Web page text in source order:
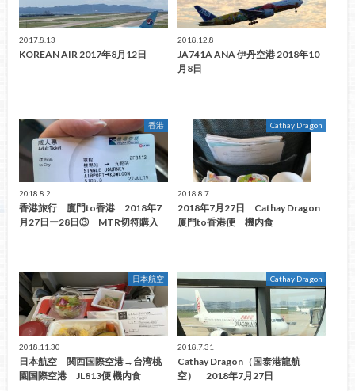
2017.8.13
KOREAN AIR 2017年8月12日
2018.12.8
JA741A ANA 伊丹空港 2018年10
月8日
香港
2018.8.2
香港旅行 廈門to香港 2018年7
月27日ー28日③ MTR切符購入
Cathay Dragon
2018.8.7
2018年7月27日 Cathay Dragon
厦門to香港便 機内食
日本航空
2018.11.30
日本航空 関西国際空港→台湾桃
園国際空港 JL813便 機内食
Cathay Dragon
2018.7.31
Cathay Dragon（国泰港龍航
空） 2018年7月27日